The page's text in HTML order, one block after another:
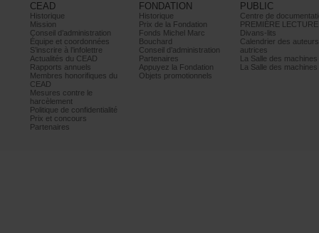
CEAD
Historique
Mission
Conseild’administration
Équipeetcoordonnées
S’inscrireàl’infolettre
ActualitésduCEAD
Rapportsannuels
Membreshonorifiquesdu
CEAD
Mesurescontrele
harcèlement
Politiquedeconfidentialité
Prixetconcours
Partenaires
FONDATION
Historique
PrixdelaFondation
FondsMichelMarc
Bouchard
Conseild’administration
Partenaires
AppuyezlaFondation
Objetspromotionnels
PUBLIC
PREMIÈRELECTURE
Divans-lits
autrices